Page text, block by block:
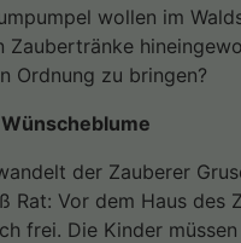
wollen im
Zaubertränke
Ordnung zu bringen?
der Zauberer
Rat: Vor dem Haus des
frei. Die Kinder